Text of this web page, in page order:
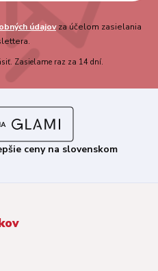
údajovza účelom zasielania
Zasielame raz za 14 dní.